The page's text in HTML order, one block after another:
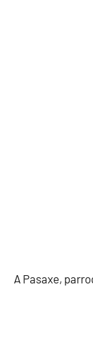
A Pasaxe,